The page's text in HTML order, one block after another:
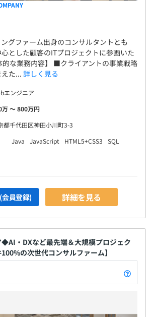
グファーム出身のコンサルタントとも
とした顧客のITプロジェクトに参画いた
的な業務内容】 ■クライアントの事業戦略
た...詳しく見る
エンジニア
万 〜 800万円
都千代田区神田小川町3-3
Java JavaScript HTML5+CSS3
SQL
員登録) 詳細を見る
◆AI・DXなど最先端＆大規模プロジェク
の次世代コンサルファーム】